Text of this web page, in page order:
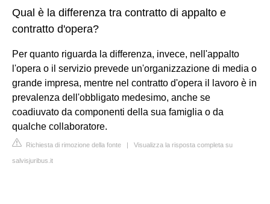
Qual è la differenza tra contratto di appalto e
contratto d'opera?
Per quanto riguarda la differenza, invece, nell'appalto
l'opera o il servizio prevede un'organizzazione di media o
grande impresa, mentre nel contratto d'opera il lavoro è in
prevalenza dell'obbligato medesimo, anche se
coadiuvato da componenti della sua famiglia o da
qualche collaboratore.
Richiesta di rimozione della fonte | Visualizza la risposta completa su
salvisjuribus.it